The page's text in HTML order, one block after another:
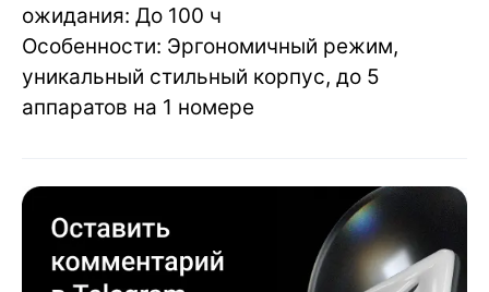
ожидания: До 100 ч
Особенности: Эргономичный режим,
уникальный стильный корпус, до 5
аппаратов на 1 номере